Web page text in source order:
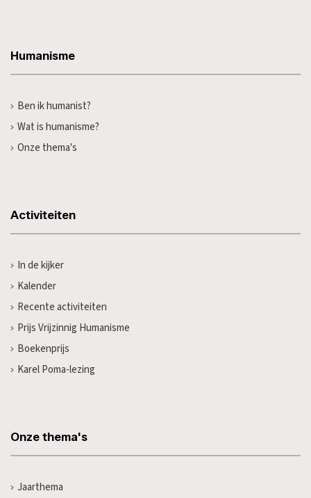
Humanisme
Ben ik humanist?
Wat is humanisme?
Onze thema's
Activiteiten
In de kijker
Kalender
Recente activiteiten
Prijs Vrijzinnig Humanisme
Boekenprijs
Karel Poma-lezing
Onze thema's
Jaarthema